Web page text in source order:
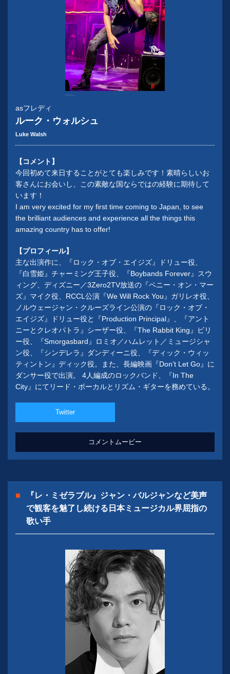
asフレディ
ルーク・ウォルシュ
Luke Walsh
【コメント】
今回初めて来日することがとても楽しみです！素晴らしいお
客さんにお会いし、この素敵な国ならではの経験に期待して
います！
I am very excited for my first time coming to Japan, to see
the brilliant audiences and experience all the things this
amazing country has to offer!
【プロフィール】
主な出演作に、『ロック・オブ・エイジズ』ドリュー役、
『白雪姫』チャーミング王子役、『Boybands Forever』スウ
ィング、ディズニー／3Zero2TV放送の『ペニー・オン・マー
ズ』マイク役、RCCL公演『We Will Rock You』ガリレオ役、
ノルウェージャン・クルーズライン公演の『ロック・オブ・
エイジズ』ドリュー役と『Production Principal』、『アント
ニーとクレオパトラ』シーザー役、『The Rabbit King』ビリ
ー役、『Smorgasbard』ロミオ／ハムレット／ミュージシャ
ン役、『シンデレラ』ダンディーニ役、『ディック・ウィッ
ティントン』ディック役。また、長編映画『Don’t Let Go』に
ダンサー役で出演。 4人編成のロックバンド、『In The
City』にてリード・ボーカルとリズム・ギターを務めている。
Twitter
コメントムービー
『レ・ミゼラブル』ジャン・バルジャンなど美声
で観客を魅了し続ける 日本ミュージカル界屈指の
歌い手